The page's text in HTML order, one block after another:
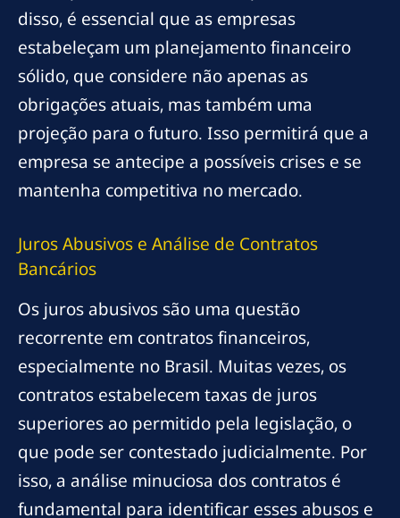
disso, é essencial que as empresas
estabeleçam um planejamento financeiro
sólido, que considere não apenas as
obrigações atuais, mas também uma
projeção para o futuro. Isso permitirá que a
empresa se antecipe a possíveis crises e se
mantenha competitiva no mercado.
Juros Abusivos e Análise de Contratos
Bancários
Os juros abusivos são uma questão
recorrente em contratos financeiros,
especialmente no Brasil. Muitas vezes, os
contratos estabelecem taxas de juros
superiores ao permitido pela legislação, o
que pode ser contestado judicialmente. Por
isso, a análise minuciosa dos contratos é
fundamental para identificar esses abusos e